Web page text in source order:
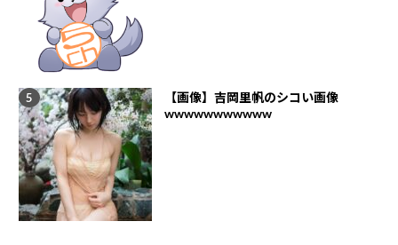
【画像】吉岡里帆のシコい画像
wwwwwwwwwww